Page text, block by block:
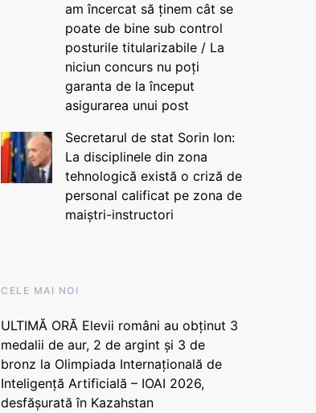
am încercat să ținem cât se
poate de bine sub control
posturile titularizabile / La
niciun concurs nu poți
garanta de la început
asigurarea unui post
Secretarul de stat Sorin Ion:
La disciplinele din zona
tehnologică există o criză de
personal calificat pe zona de
maiștri-instructori
CELE MAI NOI
ULTIMĂ ORĂ Elevii români au obținut 3
medalii de aur, 2 de argint și 3 de
bronz la Olimpiada Internațională de
Inteligență Artificială – IOAI 2026,
desfășurată în Kazahstan